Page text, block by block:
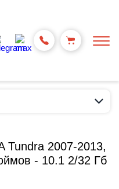
Tundra 2007-2013,
- 10.1 2/32 Гб